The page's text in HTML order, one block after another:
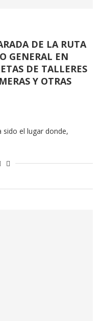
DE LA RUTA
GENERAL EN
DE TALLERES
Y OTRAS
sido el lugar donde,